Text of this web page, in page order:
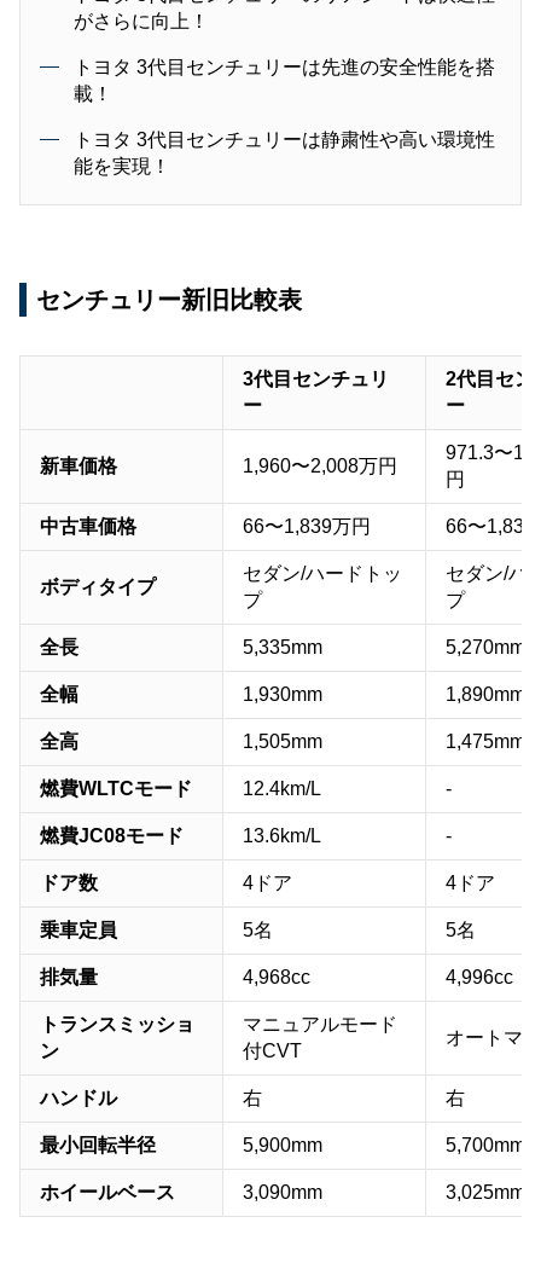
がさらに向上！
トヨタ 3代目センチュリーは先進の安全性能を搭
載！
トヨタ 3代目センチュリーは静粛性や高い環境性
能を実現！
センチュリー新旧比較表
3代目センチュリ
ー
2代目セン
ー
新車価格 1,960〜2,008万円
971.3〜
円
中古車価格 66〜1,839万円 66〜1,839
ボディタイプ
セダン/ハードトッ
プ
セダン/ハ
プ
全長 5,335mm 5,270mm
全幅 1,930mm 1,890mm
全高 1,505mm 1,475mm
燃費WLTCモード 12.4km/L -
燃費JC08モード 13.6km/L -
ドア数 4ドア 4ドア
乗車定員 5名 5名
排気量 4,968cc 4,996cc
トランスミッショ
ン
マニュアルモード
付CVT
オートマ
ハンドル 右 右
最小回転半径 5,900mm 5,700mm
ホイールベース 3,090mm 3,025mm